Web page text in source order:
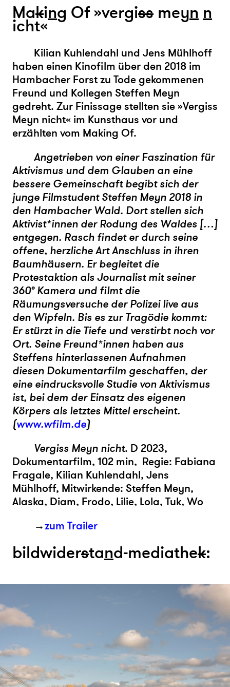
Making Of »vergiss meynn
icht«
Kilian Kuhlendahl und Jens Mühlhoff
haben einen Kinofilm über den 2018 im
Hambacher Forst zu Tode gekommenen
Freund und Kollegen Steffen Meyn
gedreht. Zur Finissage stellten sie »Vergiss
Meyn nicht« im Kunsthaus vor und
erzählten vom Making Of.
Angetrieben von einer Faszination für
Aktivismus und dem Glauben an eine
bessere Gemeinschaft begibt sich der
junge Filmstudent Steffen Meyn 2018 in
den Hambacher Wald. Dort stellen sich
Aktivist*innen der Rodung des Waldes […]
entgegen. Rasch findet er durch seine
offene, herzliche Art Anschluss in ihren
Baumhäusern. Er begleitet die
Protestaktion als Journalist mit seiner
360° Kamera und filmt die
Räumungsversuche der Polizei live aus
den Wipfeln. Bis es zur Tragödie kommt:
Er stürzt in die Tiefe und verstirbt noch vor
Ort. Seine Freund*innen haben aus
Steffens hinterlassenen Aufnahmen
diesen Dokumentarfilm geschaffen, der
eine eindrucksvolle Studie von Aktivismus
ist, bei dem der Einsatz des eigenen
Körpers als letztes Mittel erscheint.
(www.wfilm.de)
Vergiss Meyn nicht. D 2023,
Dokumentarfilm, 102 min, Regie: Fabiana
Fragale, Kilian Kuhlendahl, Jens
Mühlhoff, Mitwirkende: Steffen Meyn,
Alaska, Diam, Frodo, Lilie, Lola, Tuk, Wo
→zum Trailer
bildwiderstand-mediathek: